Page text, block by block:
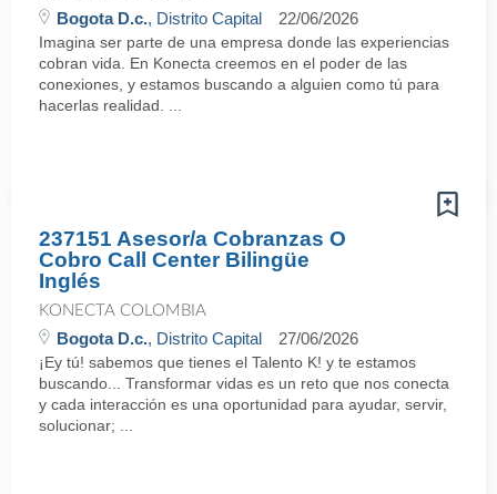
Bogota D.c., Distrito Capital 22/06/2026
Imagina ser parte de una empresa donde las experiencias
cobran vida. En Konecta creemos en el poder de las
conexiones, y estamos buscando a alguien como tú para
hacerlas realidad. ...
237151 Asesor/a Cobranzas O
Cobro Call Center Bilingüe
Inglés
KONECTA COLOMBIA
Bogota D.c., Distrito Capital 27/06/2026
¡Ey tú! sabemos que tienes el Talento K! y te estamos
buscando... Transformar vidas es un reto que nos conecta
y cada interacción es una oportunidad para ayudar, servir,
solucionar; ...